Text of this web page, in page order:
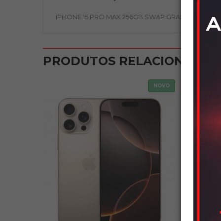
IPHONE 15 PRO MAX 256GB SWAP GRADO A AZUL
PRODUTOS RELACIONADOS
NOVO